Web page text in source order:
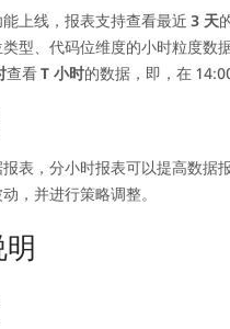
上线，报表支持查看最近 3 天
型、代码位维度的小时粒度数
查看 T 小时的数据，即，在
报表，分小时报表可以提高数据
，并进行策略调整。